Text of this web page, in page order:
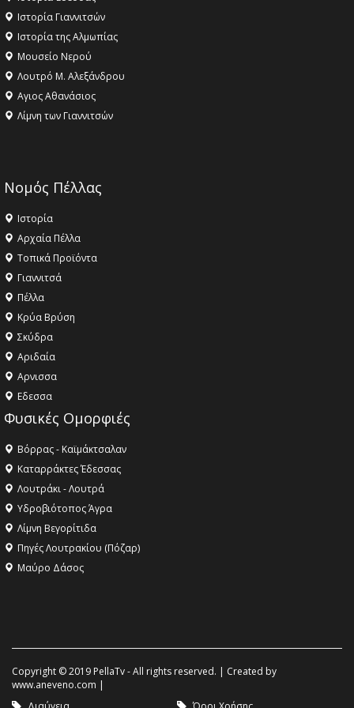
Ιστορία Γιαννιτσών
Ιστορία της Αλμωπίας
Μουσείο Νερού
Λουτρό Μ. Αλεξάνδρου
Αγιος Αθανάσιος
Λίμνη των Γιαννιτσών
Νομός Πέλλας
Ιστορία
Αρχαία Πέλλα
Τοπικά Προϊόντα
Γιαννιτσά
Πέλλα
Κρύα Βρύση
Σκύδρα
Αριδαία
Aρνισσα
Eδεσσα
Φυσικές Ομορφιές
Βόρρας - Καϊμάκτσαλαν
Καταρράκτες Έδεσσας
Λουτράκι - Λουτρά
Υδροβιότοπος Άγρα
Λίμνη Βεγορίτιδα
Πηγές Λουτρακίου (Πόζαρ)
Μαύρο Δάσος
Copyright © 2019 PellaTv - All rights reserved. | Created by
www.aneveno.com |